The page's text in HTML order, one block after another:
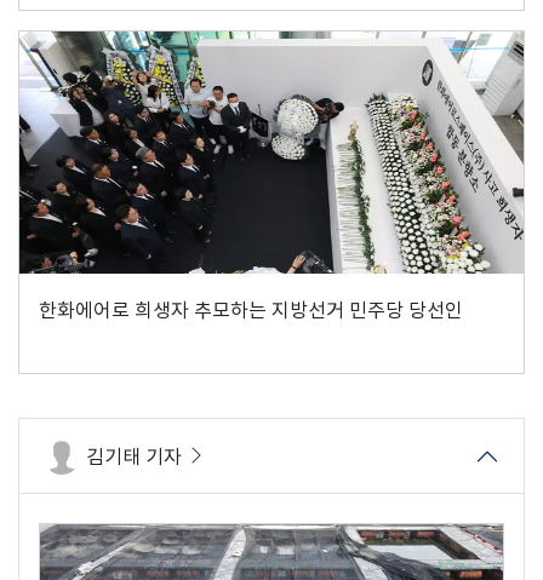
한화에어로 희생자 추모하는 지방선거 민주당 당선인
김기태 기자